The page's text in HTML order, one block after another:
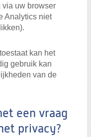
via uw browser
Analytics niet
kan het
gebruik kan
van de
een vraag
privacy?